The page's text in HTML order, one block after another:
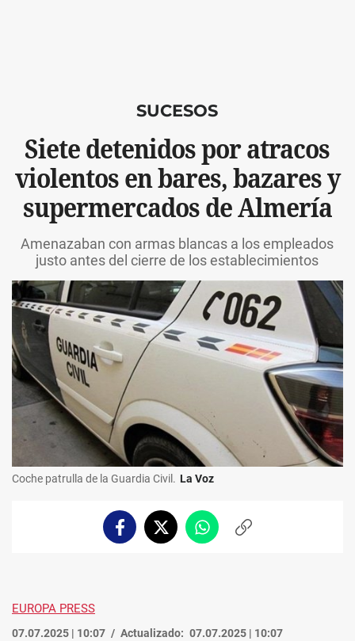
SUCESOS
Siete detenidos por atracos
violentos en bares, bazares y
supermercados de Almería
Amenazaban con armas blancas a los empleados
justo antes del cierre de los establecimientos
Coche patrulla de la Guardia Civil. La Voz
FacebookTwitterWhatsappCopiar
EUROPA PRESS
07.07.2025 | 10:07 Actualizado: 07.07.2025 | 10:07